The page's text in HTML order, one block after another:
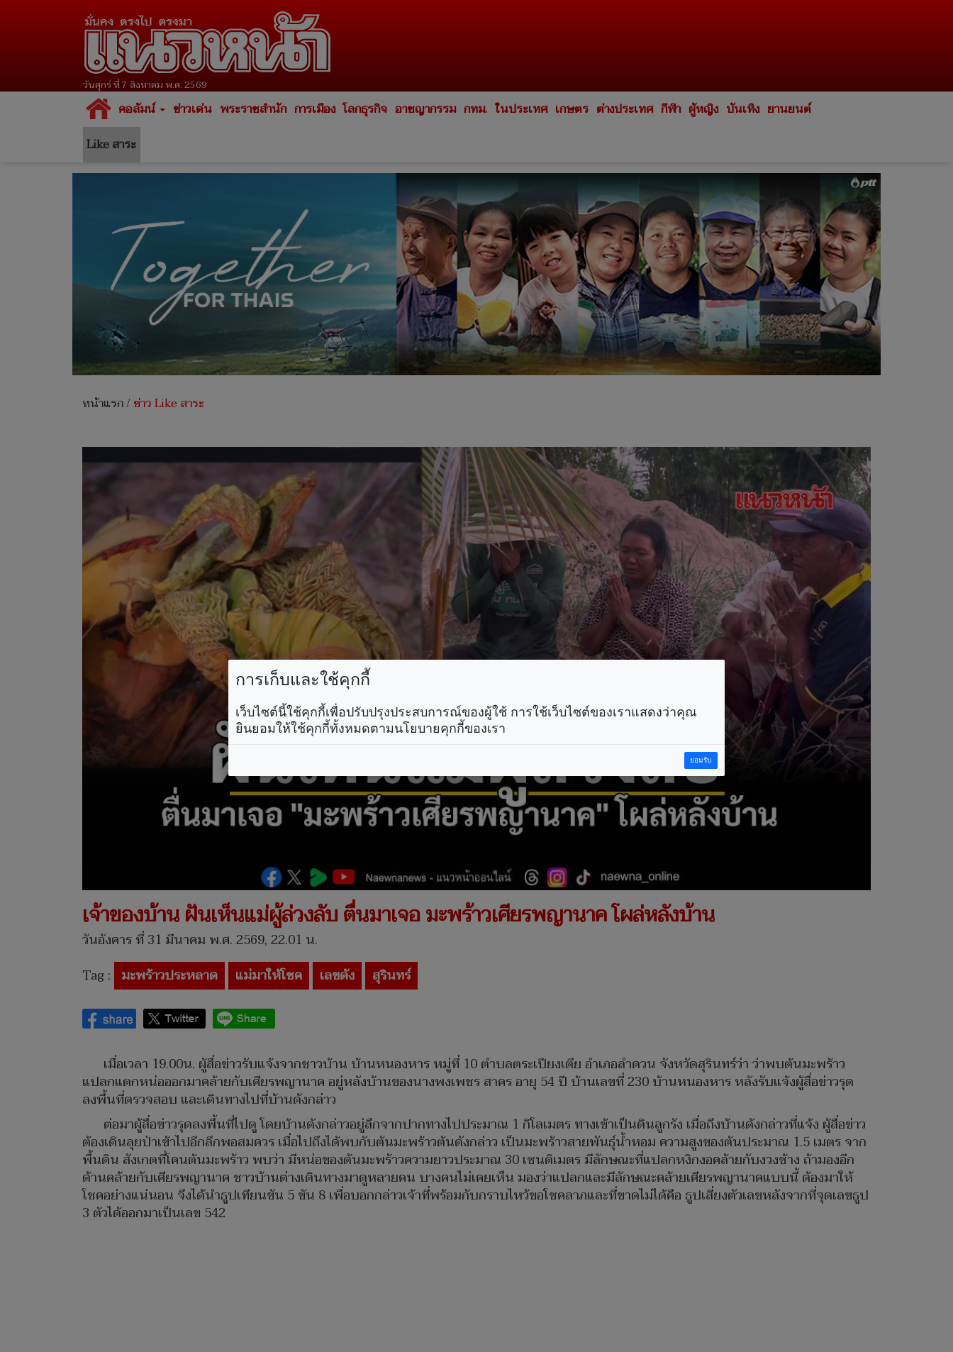
วันศุกร์ ที่ 7 สิงหาคม พ.ศ. 2569
คอลัมน์ ข่าวเด่น พระราชสำนัก การเมือง โลกธุรกิจ อาชญากรรม กทม. ในประเทศ เกษตร ต่างประเทศ กีฬา ผู้หญิง บันเทิง ยานยนต์
Like สาระ
หน้าแรก/ข่าว Like สาระ
เจ้าของบ้าน ฝันเห็นแม่ผู้ล่วงลับ ตื่นมาเจอ มะพร้าวเศียรพญานาค โผล่หลังบ้าน
วันอังคาร ที่ 31 มีนาคม พ.ศ. 2569, 22.01 น.
Tag : มะพร้าวประหลาด แม่มาให้โชค เลขดัง สุรินทร์
เมื่อเวลา 19.00น. ผู้สื่อข่าวรับแจ้งจากชาวบ้าน บ้านหนองหาร หมู่ที่ 10 ตำบลตระเปียงเตีย อำเภอลำดวน จังหวัดสุรินทร์ว่า ว่าพบต้นมะพร้าว
แปลกแตกหน่อออกมาคล้ายกับเศียรพญานาค อยู่หลังบ้านของนางพงเพชร สาคร อายุ 54 ปี บ้านเลขที่ 230 บ้านหนองหาร หลังรับแจ้งผู้สื่อข่าวรุด
ลงพื้นที่ตรวจสอบ และเดินทางไปที่บ้านดังกล่าว
ต่อมาผู้สื่อข่าวรุดลงพื้นที่ไปดู โดยบ้านดังกล่าวอยู่ลึกจากปากทางไปประมาณ 1 กิโลเมตร ทางเข้าเป็นดินลูกรัง เมื่อถึงบ้านดังกล่าวที่แจ้ง ผู้สื่อข่าว
ต้องเดินลุยป่าเข้าไปอีกลึกพอสมควร เมื่อไปถึงได้พบกับต้นมะพร้าวต้นดังกล่าว เป็นมะพร้าวสายพันธุ์น้ำหอม ความสูงของต้นประมาณ 1.5 เมตร จาก
พื้นดิน สังเกตที่โคนต้นมะพร้าว พบว่า มีหน่อของต้นมะพร้าวความยาวประมาณ 30 เซนติเมตร มีลักษณะที่แปลกหงิกงอคล้ายกับงวงช้าง ถ้ามองอีก
ด้านคล้ายกับเศียรพญานาค ชาวบ้านต่างเดินทางมาดูหลายคน บางคนไม่เคยเห็น มองว่าแปลกและมีลักษณะคล้ายเศียรพญานาคแบบนี้ ต้องมาให้
โชคอย่างแน่นอน จึงได้นำธูปเทียนขัน 5 ขัน 8 เพื่อบอกกล่าวเจ้าที่พร้อมกับกราบไหว้ขอโชคลาภและที่ขาดไม่ได้คือ ธูปเสี่ยงตัวเลขหลังจากที่จุดเลขธูป
3 ตัวได้ออกมาเป็นเลข 542
การเก็บและใช้คุกกี้
เว็บไซต์นี้ใช้คุกกี้เพื่อปรับปรุงประสบการณ์ของผู้ใช้ การใช้เว็บไซต์ของเราแสดงว่าคุณ
ยินยอมให้ใช้คุกกี้ทั้งหมดตามนโยบายคุกกี้ของเรา
ยอมรับ